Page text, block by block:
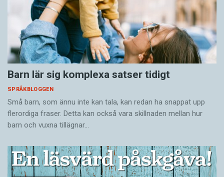
Barn lär sig komplexa satser tidigt
SPRÅKBLOGGEN
Små barn, som ännu inte kan tala, kan redan ha snappat upp
flerordiga fraser. Detta kan också vara skillnaden mellan hur
barn och vuxna tillägnar…